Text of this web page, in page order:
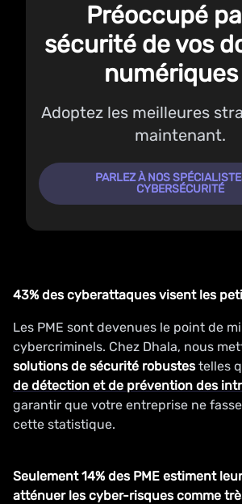
Préoccupé
sécurité de vos
numériques
Adoptez les meilleures
maintenant.
PARLEZ À NOS
CYBERSÉCURITÉ
43% des cyberattaques visent les
Les PME sont devenues le point de
cybercriminels. Chez Dhala, nous
solutions de sécurité robustestelles
de détection et de prévention des
garantir que votre entreprise ne
cette statistique.
Seulement 14% des PME estiment
atténuer les cyber-risques comme